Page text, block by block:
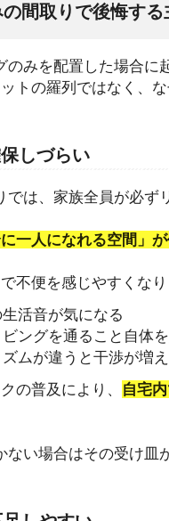
間取りで後悔する
のみを配置した場合
トの羅列ではなく、
しづらい
では、家族全員が必
一人になれる空間」
不便を感じやすくなり
活音が気になる
ングを通ること自体
ムが違うと干渉が増
の普及により、 自宅
ない場合はその受け